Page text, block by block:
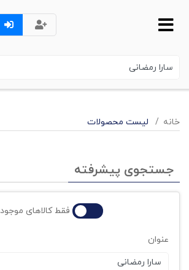
خانه لیست محصولات
جستجوی پیشرفته
فقط کالاهای موجود
عنوان